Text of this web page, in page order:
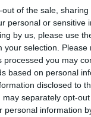
out of the sale,
personal or sensitive
by us, please use
your selection.
processed you may
based on personal
disclosed to
may separately opt-
personal information
17:27
οι εταιρείες
στη Μέση